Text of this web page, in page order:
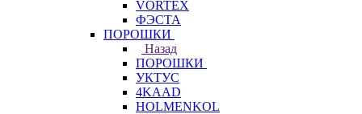
VORTEX
ФЭСТА
ПОРОШКИ
Назад
ПОРОШКИ
УКТУС
4KAAD
HOLMENKOL